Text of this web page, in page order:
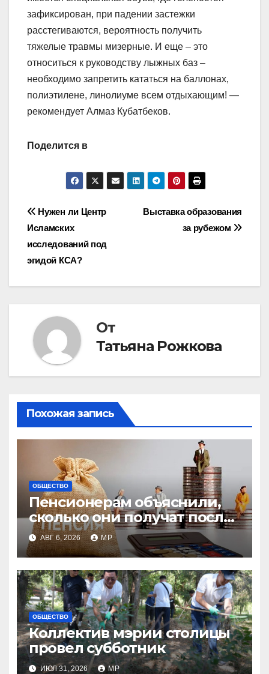
зафиксирован, при падении застежки
расстегиваются, вероятность получить
тяжелые травмы мизерные. И еще – это
относиться к руководству лыжных баз –
необходимо запретить кататься на баллонах,
полиэтилене, линолиуме всем отдыхающим! —
рекомендует Алмаз Кубатбеков.
Поделится в
Навигация
по
записям
Выставка образования
за рубежом
Нужен ли Центр
Исламских
исследований под
эгидой КСА?
От
Татьяна Рожкова
Похожая запись
ОБЩЕСТВО
Пенсионерам объяснили,
сколько они получат после
индексации
АВГ 6, 2026 MP
ОБЩЕСТВО
Коллектив мэрии столицы
провел субботник
ИЮЛ 31, 2026 MP